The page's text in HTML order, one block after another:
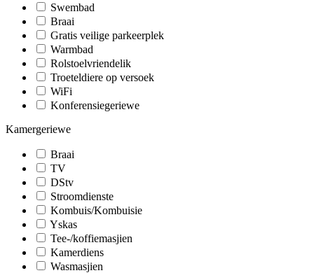
Swembad
Braai
Gratis veilige parkeerplek
Warmbad
Rolstoelvriendelik
Troeteldiere op versoek
WiFi
Konferensiegeriewe
Kamergeriewe
Braai
TV
DStv
Stroomdienste
Kombuis/Kombuisie
Yskas
Tee-/koffiemasjien
Kamerdiens
Wasmasjien